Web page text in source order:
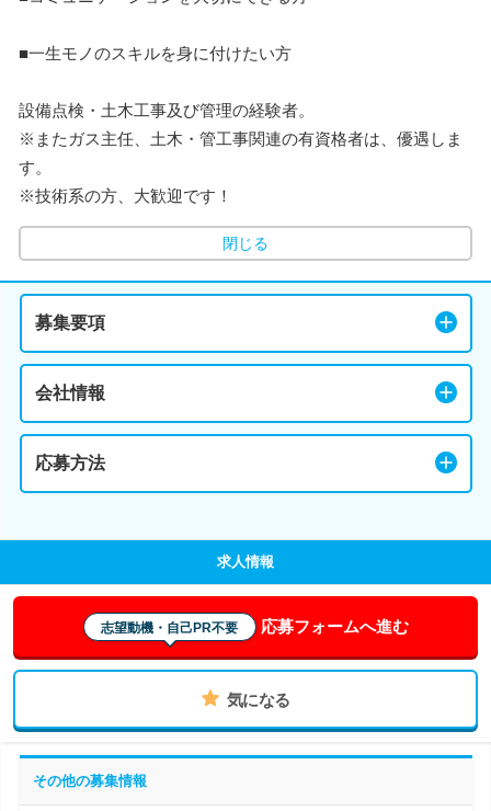
■一生モノのスキルを身に付けたい方
設備点検・土木工事及び管理の経験者。
※またガス主任、土木・管工事関連の有資格者は、優遇しま
す。
※技術系の方、大歓迎です！
閉じる
募集要項
会社情報
応募方法
求人情報
志望動機・自己PR不要 応募フォームへ進む
気になる
その他の募集情報